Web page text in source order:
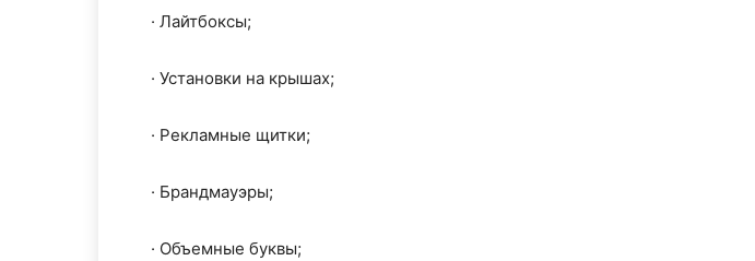
· Лайтбоксы;
· Установки на крышах;
· Рекламные щитки;
· Брандмауэры;
· Объемные буквы;